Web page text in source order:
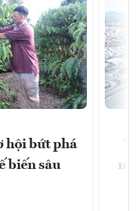
hội bứt phá
biến sâu